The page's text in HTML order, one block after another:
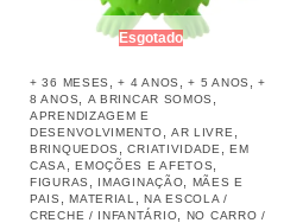
Esgotado
+ 36 MESES ,+ 4 ANOS ,+ 5 ANOS ,+
8 ANOS
A BRINCAR SOMOS
APRENDIZAGEM E
DESENVOLVIMENTO
AR LIVRE
BRINQUEDOS ,CRIATIVIDADE ,EM
CASA
,EMOÇÕES E AFETOS
FIGURAS IMAGINAÇÃO
MÃES E
PAIS
,MATERIAL ,NA ESCOLA /
CRECHE / INFANTÁRIO
NO CARRO /